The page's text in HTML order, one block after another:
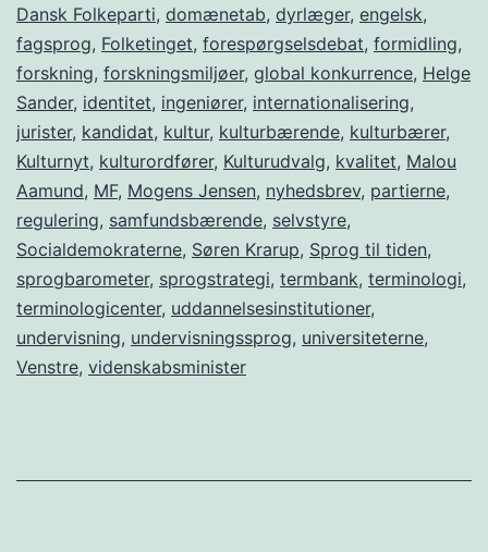
Dansk Folkeparti, domænetab, dyrlæger, engelsk,
fagsprog, Folketinget, forespørgselsdebat, formidling,
forskning, forskningsmiljøer, global konkurrence, Helge
Sander, identitet, ingeniører, internationalisering,
jurister, kandidat, kultur, kulturbærende, kulturbærer,
Kulturnyt, kulturordfører, Kulturudvalg, kvalitet, Malou
Aamund, MF, Mogens Jensen, nyhedsbrev, partierne,
regulering, samfundsbærende, selvstyre,
Socialdemokraterne, Søren Krarup, Sprog til tiden,
sprogbarometer, sprogstrategi, termbank, terminologi,
terminologicenter, uddannelsesinstitutioner,
undervisning, undervisningssprog, universiteterne,
Venstre, videnskabsminister